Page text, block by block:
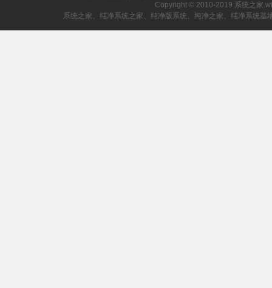
Copyright © 2010-2019 系统之家
系统之家、纯净系统之家、纯净版系统、纯净之家、纯净系统